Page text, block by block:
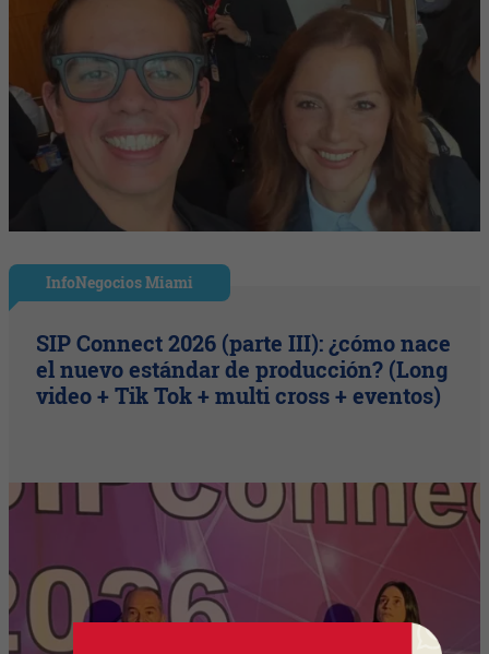
InfoNegocios Miami
SIP Connect 2026 (parte III): ¿cómo nace
el nuevo estándar de producción? (Long
video + Tik Tok + multi cross + eventos)